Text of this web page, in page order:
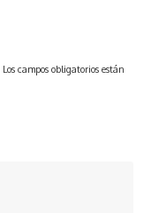
Los campos obligatorios están